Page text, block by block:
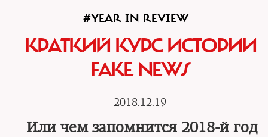
#YEAR IN REVIEW
КРАТКИЙ КУРС ИСТОРИИ
FAKE NEWS
2018.12.19
Или чем запомнится 2018-й год